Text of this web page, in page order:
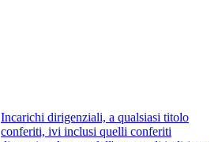
Incarichi dirigenziali, a qualsiasi titolo
conferiti, ivi inclusi quelli conferiti